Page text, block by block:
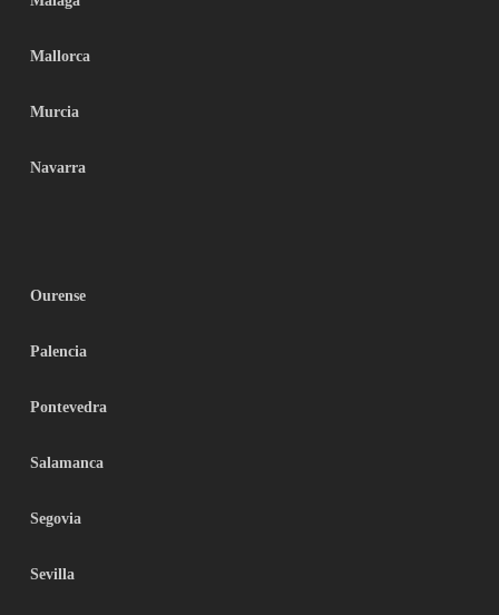
Mallorca
Murcia
Navarra
Ourense
Palencia
Pontevedra
Salamanca
Segovia
Sevilla